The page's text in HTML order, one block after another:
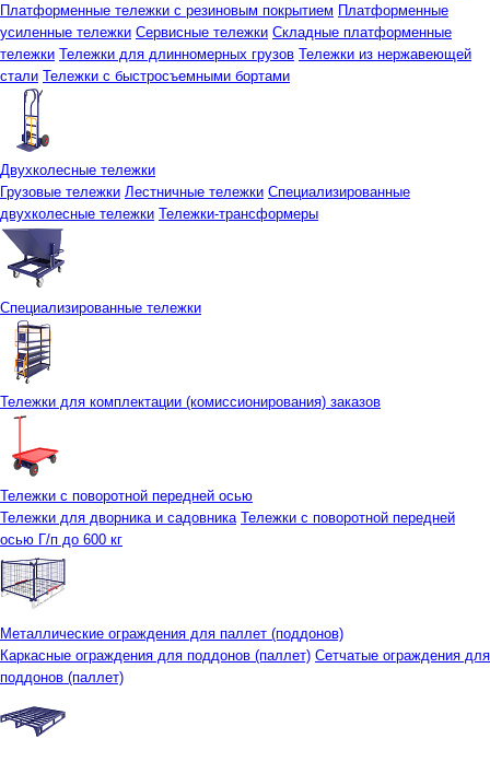
Платформенные тележки с резиновым покрытием Платформенные
усиленные тележки Сервисные тележки Складные платформенные
тележки Тележки для длинномерных грузов Тележки из нержавеющей
стали Тележки с быстросъемными бортами
Двухколесные тележки
Грузовые тележки Лестничные тележки Специализированные
двухколесные тележки Тележки-трансформеры
Специализированные тележки
Тележки для комплектации (комиссионирования) заказов
Тележки с поворотной передней осью
Тележки для дворника и садовника Тележки с поворотной передней
осью Г/п до 600 кг
Металлические ограждения для паллет (поддонов)
Каркасные ограждения для поддонов (паллет) Сетчатые ограждения для
поддонов (паллет)